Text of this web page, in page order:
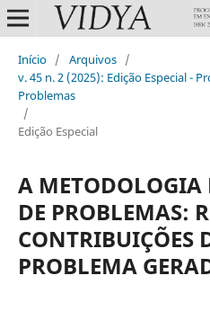
Início / Arquivos /
v. 45 n. 2 (2025): Edição Especial -
Problemas
/
Edição Especial
A METODOLOGIA
DE PROBLEMAS:
CONTRIBUIÇÕES
PROBLEMA